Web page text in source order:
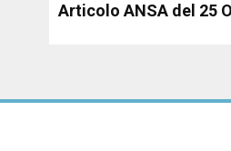
Articolo ANSA del 25